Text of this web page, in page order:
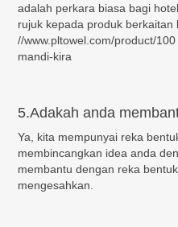
adalah perkara biasa bagi
rujuk kepada produk berkaitan
//www.pltowel.com/product/
mandi-kira
5.Adakah anda
Ya, kita mempunyai reka
membincangkan idea anda
membantu dengan reka
mengesahkan.